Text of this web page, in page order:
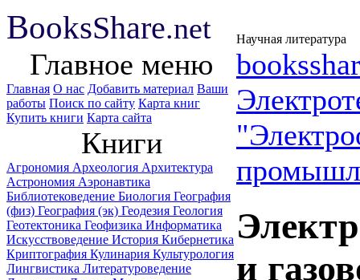
BooksShare.net Научная литература
Главное меню
Главная О нас Добавить материал Ваши
работы Поиск по сайту Карта книг
Купить книги Карта сайта
Книги
Агрономия Археология Архитектура
Астрономия Аэронавтика
Библиотековедение Биология География
(физ) География (эк) Геодезия Геология
Геотектоника Геофизика Информатика
Искусствоведение История Кибернетика
Криптография Кулинария Культурология
Лингвистика Литературоведение
и